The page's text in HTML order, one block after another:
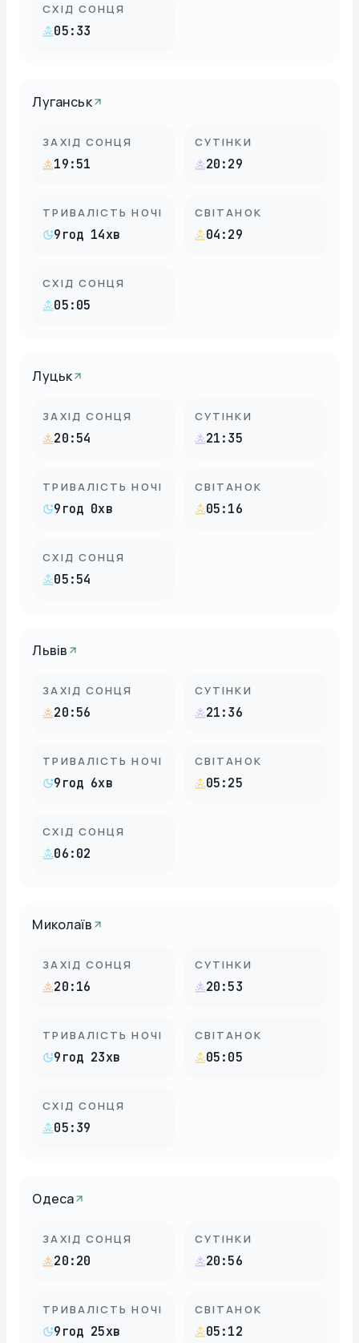
СХІД СОНЦЯ
05:33
Луганськ
ЗАХІД СОНЦЯ
19:51
СУТІНКИ
20:29
ТРИВАЛІСТЬ НОЧІ
9год 14хв
СВІТАНОК
04:29
СХІД СОНЦЯ
05:05
Луцьк
ЗАХІД СОНЦЯ
20:54
СУТІНКИ
21:35
ТРИВАЛІСТЬ НОЧІ
9год 0хв
СВІТАНОК
05:16
СХІД СОНЦЯ
05:54
Львів
ЗАХІД СОНЦЯ
20:56
СУТІНКИ
21:36
ТРИВАЛІСТЬ НОЧІ
9год 6хв
СВІТАНОК
05:25
СХІД СОНЦЯ
06:02
Миколаїв
ЗАХІД СОНЦЯ
20:16
СУТІНКИ
20:53
ТРИВАЛІСТЬ НОЧІ
9год 23хв
СВІТАНОК
05:05
СХІД СОНЦЯ
05:39
Одеса
ЗАХІД СОНЦЯ
20:20
СУТІНКИ
20:56
ТРИВАЛІСТЬ НОЧІ
9год 25хв
СВІТАНОК
05:12